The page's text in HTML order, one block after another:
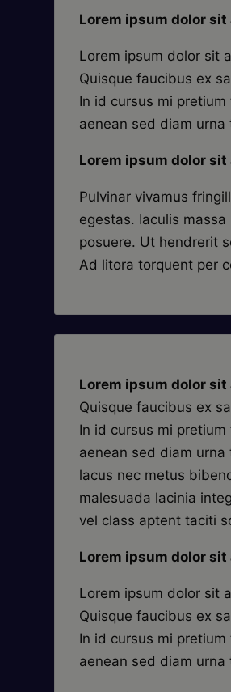
Lorem ipsum dolor sit
Lorem ipsum dolor sit
Quisque faucibus ex
In id cursus mi
aenean sed diam urna
Lorem ipsum dolor sit
Pulvinar vivamus
egestas. Iaculis
posuere. Ut hendrerit
Ad litora torquent per
Lorem ipsum dolor sit
Quisque faucibus ex
In id cursus mi
aenean sed diam urna
lacus nec metus
malesuada lacinia
vel class aptent taciti
Lorem ipsum dolor sit
Lorem ipsum dolor sit
Quisque faucibus ex
In id cursus mi
aenean sed diam urna